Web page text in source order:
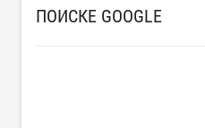
ПОИСКЕ GOOGLE